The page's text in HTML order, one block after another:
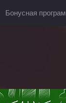
Бонусная